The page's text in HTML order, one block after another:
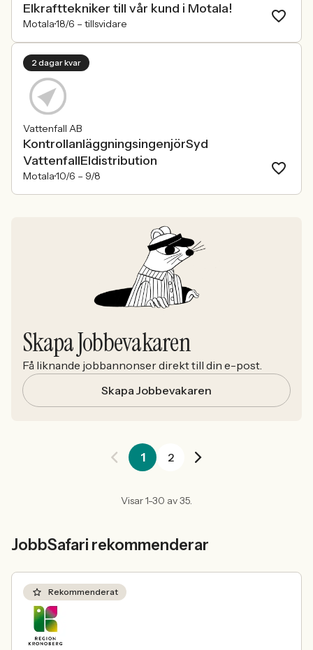
Elkrafttekniker till vår kund i Motala!
Motala18/6 – tillsvidare
2 dagar kvar
Vattenfall AB
KontrollanläggningsingenjörSyd
VattenfallEldistribution
Motala10/6 – 9/8
Skapa Jobbevakaren
Få liknande jobbannonser direkt till din e-post.
Skapa Jobbevakaren
1 2
Visar 1-30 av 35.
JobbSafari rekommenderar
Rekommenderat